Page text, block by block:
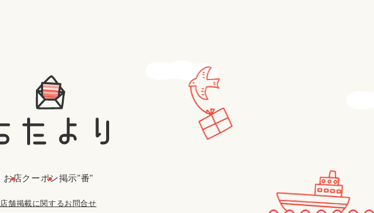
お店クーポン掲示"番"
店舗掲載に関するお問合せ